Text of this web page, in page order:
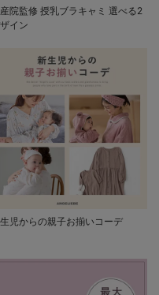
院監修 授乳ブラキャミ 選べる2
イン
児からの親子お揃いコーデ